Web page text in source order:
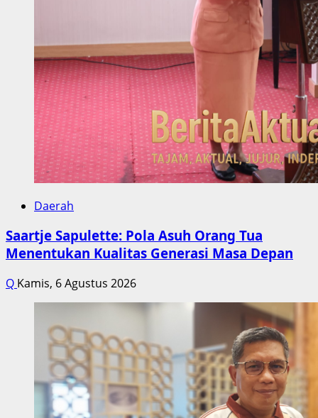
Daerah
Saartje Sapulette: Pola Asuh Orang Tua
Menentukan Kualitas Generasi Masa Depan
Q Kamis, 6 Agustus 2026